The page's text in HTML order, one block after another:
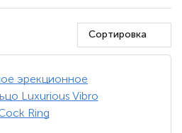
Сортировка